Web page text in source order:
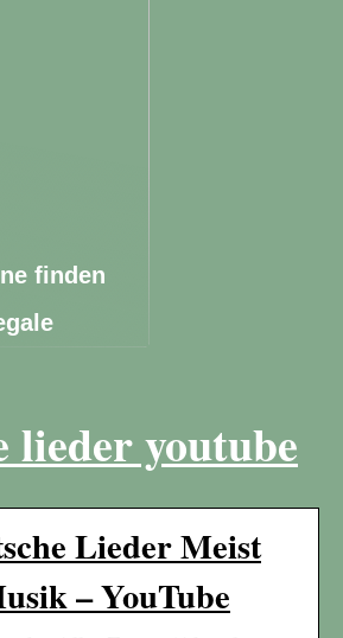
finden
lieder youtube
Lieder Meist
– YouTube